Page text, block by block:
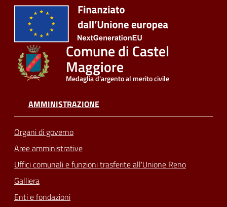
pretorio
Tutti
gli
Seguici
su
Comune di Castel
Maggiore
Medaglia d'argento al merito civile
AMMINISTRAZIONE
Organi di governo
Aree amministrative
Uffici comunali e funzioni trasferite all'Unione Reno
Galliera
Enti e fondazioni